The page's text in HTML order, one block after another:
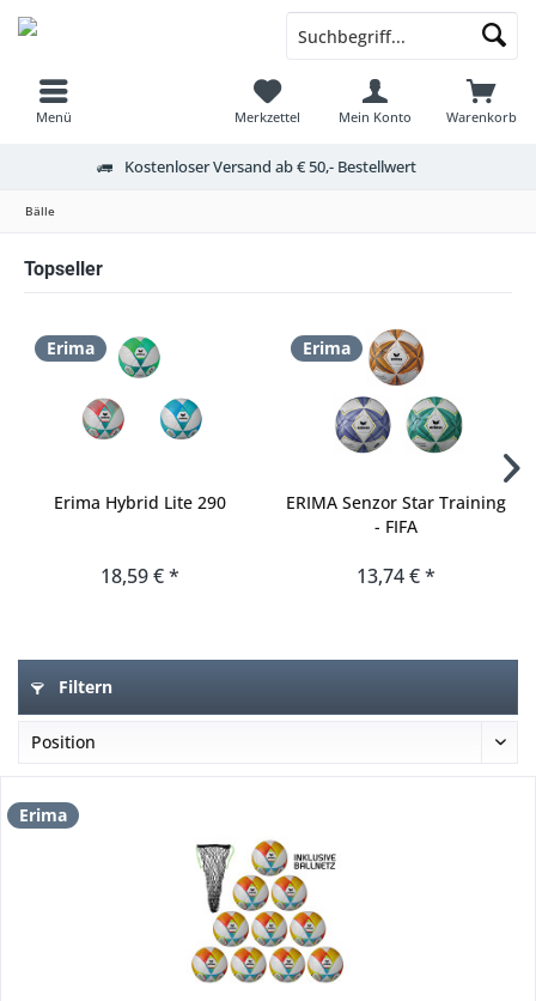
Menü Warenkorb
Merkzettel Mein Konto
Kostenloser Versand ab € 50,- Bestellwert
Bälle
Topseller
Erima
Erima Hybrid Lite 290
18,59 € *
Erima
ERIMA Senzor Star Training
- FIFA
13,74 € *
Filtern
Erima